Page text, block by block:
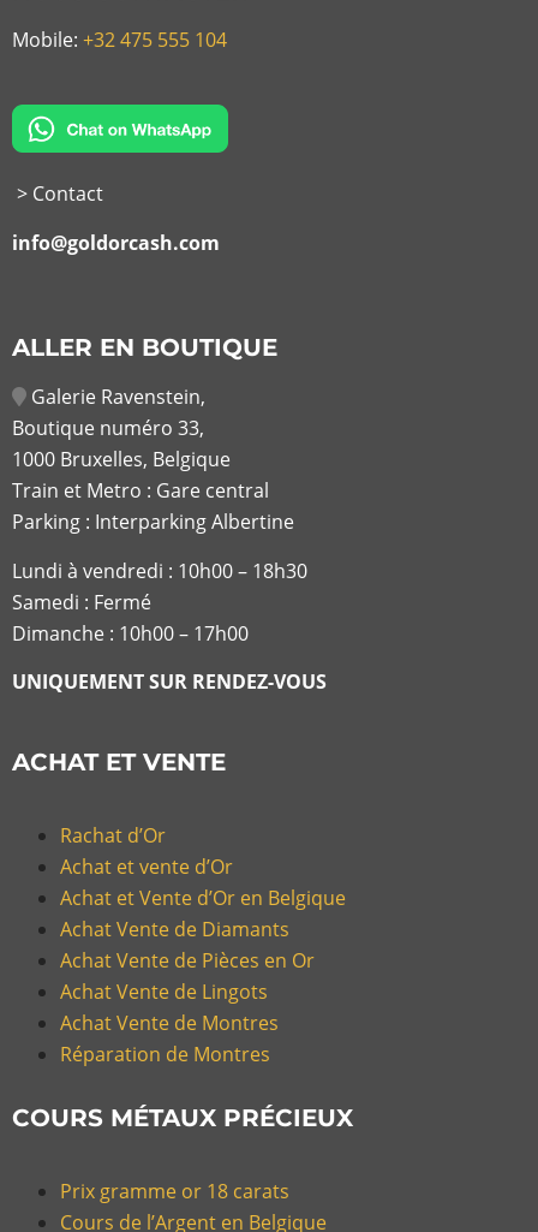
Mobile: +32 475 555 104
> Contact
info@goldorcash.com
ALLER EN BOUTIQUE
Galerie Ravenstein,
Boutique numéro 33,
1000 Bruxelles, Belgique
Train et Metro : Gare central
Parking : Interparking Albertine
Lundi à vendredi : 10h00 – 18h30
Samedi : Fermé
Dimanche : 10h00 – 17h00
UNIQUEMENT SUR RENDEZ-VOUS
ACHAT ET VENTE
Rachat d’Or
Achat et vente d’Or
Achat et Vente d’Or en Belgique
Achat Vente de Diamants
Achat Vente de Pièces en Or
Achat Vente de Lingots
Achat Vente de Montres
Réparation de Montres
COURS MÉTAUX PRÉCIEUX
Prix gramme or 18 carats
Cours de l’Argent en Belgique